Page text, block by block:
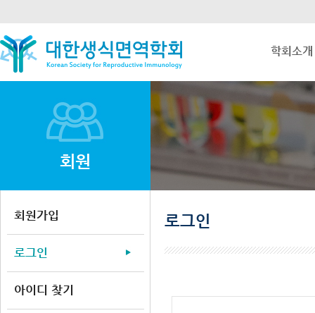
학회소개
회원
회원가입
로그인
아이디 찾기
로그인